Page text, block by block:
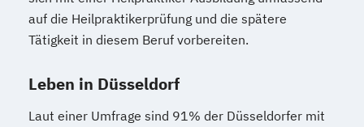
auf die Heilpraktikerprüfung und die spätere
Tätigkeit in diesem Beruf vorbereiten.
Leben in Düsseldorf
Laut einer Umfrage sind 91% der Düsseldorfer mit